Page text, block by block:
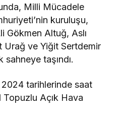
Milli Mücadele
kuruluşu,
Gökmen Altuğ, Aslı
Urağ ve Yiğit Sertdemir
taşındı.
2024 tarihlerinde saat
Topuzlu Açık Hava